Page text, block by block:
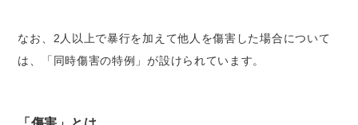
なお、2人以上で暴行を加えて他人を傷害した場合について
は、「同時傷害の特例」が設けられています。